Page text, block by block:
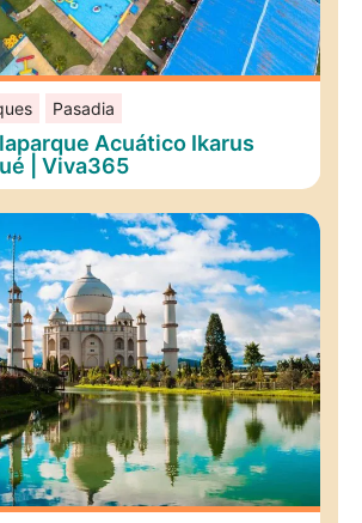
Pasadia
Acuático Ikarus
| Viva365